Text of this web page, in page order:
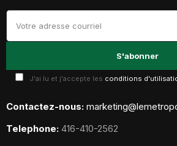
J'ai lu et j'accepte les conditions
Contactez-nous:
Telephone: 416-410-2562